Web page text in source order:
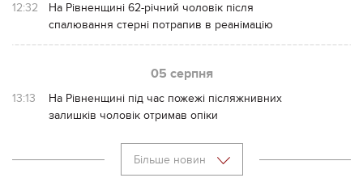
12:32
На Рівненщині 62-річний чоловік після
спалювання стерні потрапив в реанімацію
05 серпня
13:13
На Рівненщині під час пожежі післяжнивних
залишків чоловік отримав опіки
Більше новин